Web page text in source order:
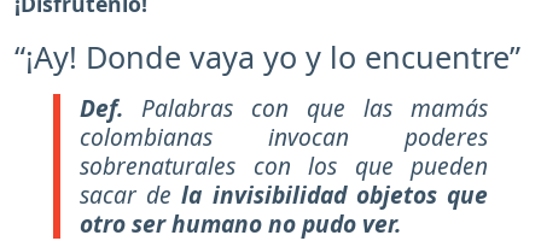
“¡Ay! Donde vaya yo y lo encuentre”
Def. Palabras con que las mamás
colombianas invocan poderes
sobrenaturales con los que pueden
sacar de la invisibilidad objetos que
otro ser humano no pudo ver.